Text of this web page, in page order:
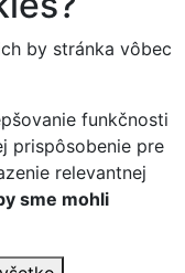
by stránka vôbec
funkčnosti
prispôsobenie pre
relevantnej
sme mohli